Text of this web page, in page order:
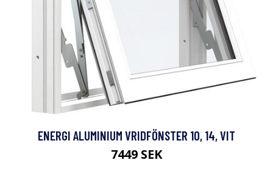
ENERGI ALUMINIUM VRIDFÖNSTER 10, 14, VIT
7449 SEK